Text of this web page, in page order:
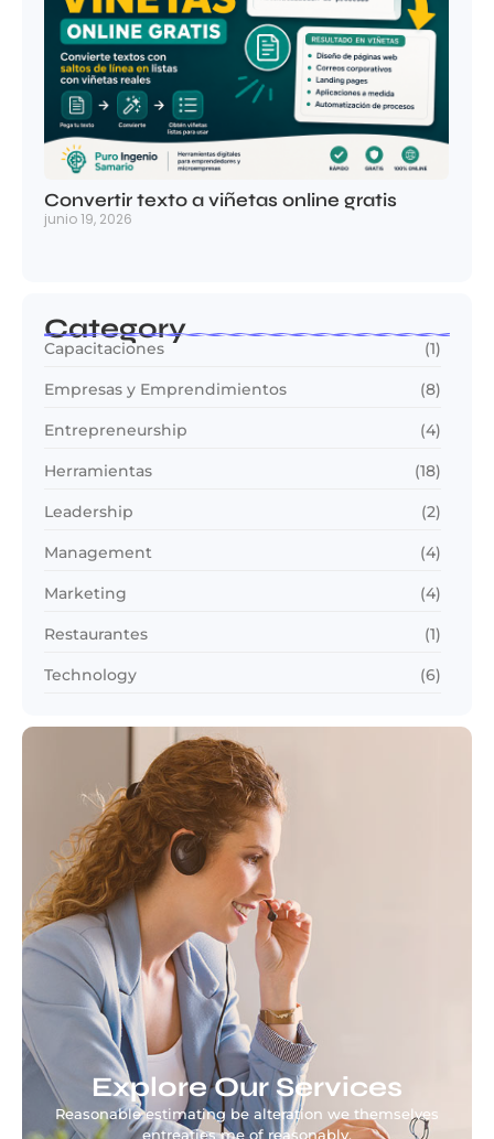
Convertir texto a viñetas online gratis
junio 19, 2026
Category
Capacitaciones (1)
Empresas y Emprendimientos (8)
Entrepreneurship (4)
Herramientas (18)
Leadership (2)
Management (4)
Marketing (4)
Restaurantes (1)
Technology (6)
Explore Our Services
Reasonable estimating be alteration we themselves
entreaties me of reasonably.